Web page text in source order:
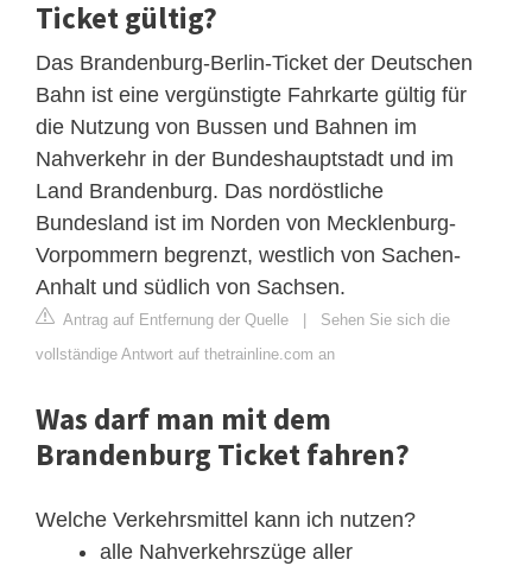
Ticket gültig?
Das Brandenburg-Berlin-Ticket der Deutschen
Bahn ist eine vergünstigte Fahrkarte gültig für
die Nutzung von Bussen und Bahnen im
Nahverkehr in der Bundeshauptstadt und im
Land Brandenburg. Das nordöstliche
Bundesland ist im Norden von Mecklenburg-
Vorpommern begrenzt, westlich von Sachen-
Anhalt und südlich von Sachsen.
Antrag auf Entfernung der Quelle
Sehen Sie sich die
vollständige Antwort auf thetrainline.com an
Was darf man mit dem
Brandenburg Ticket fahren?
Welche Verkehrsmittel kann ich nutzen?
alle Nahverkehrszüge aller